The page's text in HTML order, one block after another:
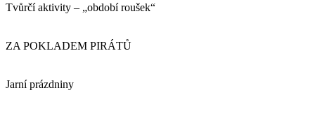
Tvůrčí aktivity – „období roušek“
ZA POKLADEM PIRÁTŮ
Jarní prázdniny